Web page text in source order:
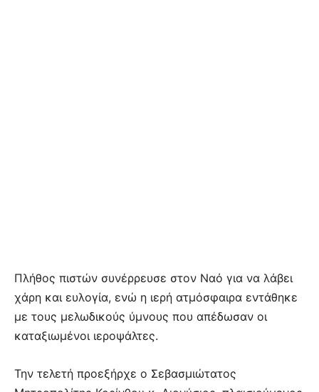
Πλήθος πιστών συνέρρευσε στον Ναό για να λάβει
χάρη και ευλογία, ενώ η ιερή ατμόσφαιρα εντάθηκε
με τους μελωδικούς ύμνους που απέδωσαν οι
καταξιωμένοι ιεροψάλτες.
Την τελετή προεξήρχε ο Σεβασμιώτατος